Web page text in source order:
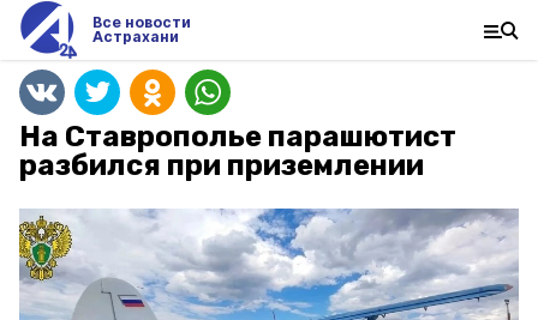
Все новости
Астрахани
На Ставрополье парашютист
разбился при приземлении